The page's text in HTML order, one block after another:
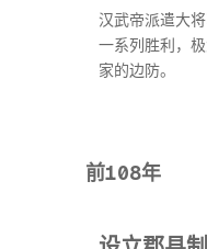
汉武帝派遣大
一系列胜利，
家的边防。
前108年